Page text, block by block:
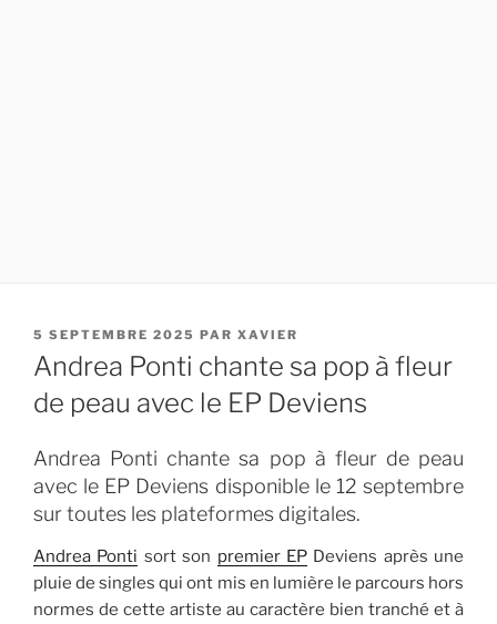
PUBLIÉ
LE
5 SEPTEMBRE 2025 PAR XAVIER
Andrea Ponti chante sa pop à fleur
de peau avec le EP Deviens
Andrea Ponti chante sa pop à fleur de peau
avec le EP Deviens disponible le 12 septembre
sur toutes les plateformes digitales.
Andrea Ponti sort son premier EPDeviens après une
pluie de singles qui ont mis en lumière le parcours hors
normes de cette artiste au caractère bien tranché et à